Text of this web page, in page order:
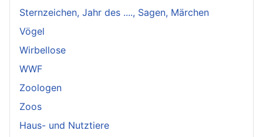
Sternzeichen, Jahr des ...., Sagen, Märchen
Vögel
Wirbellose
WWF
Zoologen
Zoos
Haus- und Nutztiere